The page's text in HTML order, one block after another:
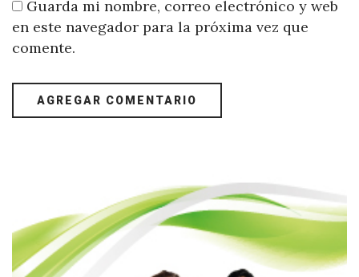
Guarda mi nombre, correo electrónico y web
en este navegador para la próxima vez que
comente.